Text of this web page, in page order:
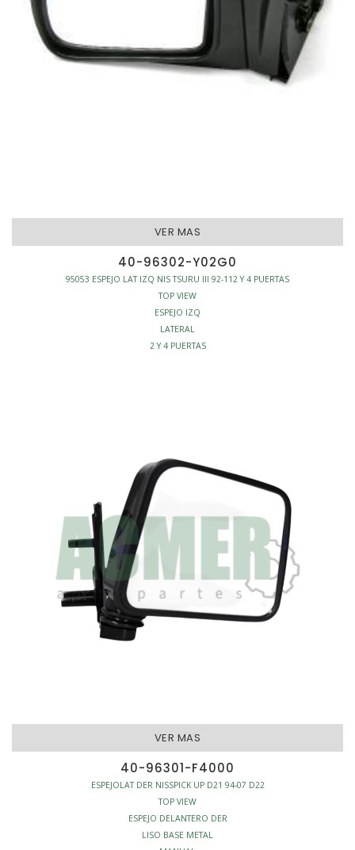
VER MAS
40-96302-Y02G0
95053 ESPEJO LAT IZQ NIS TSURU III 92-112 Y 4 PUERTAS
TOP VIEW
ESPEJO IZQ
LATERAL
2 Y 4 PUERTAS
VER MAS
40-96301-F4000
ESPEJOLAT DER NISSPICK UP D21 94-07 D22
TOP VIEW
ESPEJO DELANTERO DER
LISO BASE METAL